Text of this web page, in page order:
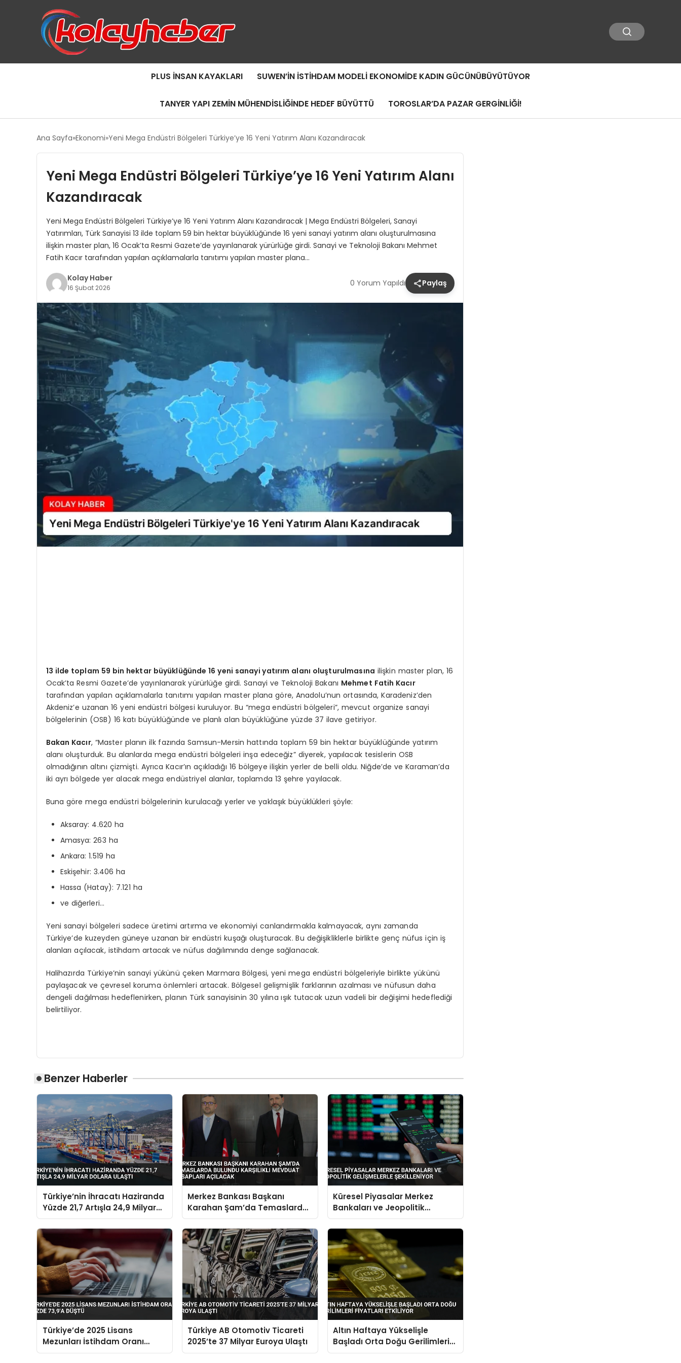
PLUS İNSAN KAYAKLARI SUWEN’IN İSTIHDAM MODELI EKONOMIDE KADIN GÜCÜNÜBÜYÜTÜYOR
TANYER YAPI ZEMIN MÜHENDISLIĞINDE HEDEF BÜYÜTTÜ TOROSLAR’DA PAZAR GERGİNLİĞİ!
Ana Sayfa Ekonomi Yeni Mega Endüstri Bölgeleri Türkiye’ye 16 Yeni Yatırım Alanı Kazandıracak
Yeni Mega Endüstri Bölgeleri Türkiye’ye 16 Yeni Yatırım Alanı
Kazandıracak
Yeni Mega Endüstri Bölgeleri Türkiye’ye 16 Yeni Yatırım Alanı Kazandıracak | Mega Endüstri Bölgeleri, Sanayi
Yatırımları, Türk Sanayisi 13 ilde toplam 59 bin hektar büyüklüğünde 16 yeni sanayi yatırım alanı oluşturulmasına
ilişkin master plan, 16 Ocak’ta Resmi Gazete’de yayınlanarak yürürlüğe girdi. Sanayi ve Teknoloji Bakanı Mehmet
Fatih Kacır tarafından yapılan açıklamalarla tanıtımı yapılan master plana…
Kolay Haber
16 Şubat 2026 0 Yorum Yapıldı Paylaş
13 ilde toplam 59 bin hektar büyüklüğünde 16 yeni sanayi yatırım alanı oluşturulmasına ilişkin master plan, 16
Ocak’ta Resmi Gazete’de yayınlanarak yürürlüğe girdi. Sanayi ve Teknoloji Bakanı Mehmet Fatih Kacır
tarafından yapılan açıklamalarla tanıtımı yapılan master plana göre, Anadolu’nun ortasında, Karadeniz’den
Akdeniz’e uzanan 16 yeni endüstri bölgesi kuruluyor. Bu “mega endüstri bölgeleri”, mevcut organize sanayi
bölgelerinin (OSB) 16 katı büyüklüğünde ve planlı alan büyüklüğüne yüzde 37 ilave getiriyor.
Bakan Kacır, “Master planın ilk fazında Samsun-Mersin hattında toplam 59 bin hektar büyüklüğünde yatırım
alanı oluşturduk. Bu alanlarda mega endüstri bölgeleri inşa edeceğiz” diyerek, yapılacak tesislerin OSB
olmadığının altını çizmişti. Ayrıca Kacır’ın açıkladığı 16 bölgeye ilişkin yerler de belli oldu. Niğde’de ve Karaman’da
iki ayrı bölgede yer alacak mega endüstriyel alanlar, toplamda 13 şehre yayılacak.
Buna göre mega endüstri bölgelerinin kurulacağı yerler ve yaklaşık büyüklükleri şöyle:
Aksaray: 4.620 ha
Amasya: 263 ha
Ankara: 1.519 ha
Eskişehir: 3.406 ha
Hassa (Hatay): 7.121 ha
ve diğerleri…
Yeni sanayi bölgeleri sadece üretimi artırma ve ekonomiyi canlandırmakla kalmayacak, aynı zamanda
Türkiye’de kuzeyden güneye uzanan bir endüstri kuşağı oluşturacak. Bu değişikliklerle birlikte genç nüfus için iş
alanları açılacak, istihdam artacak ve nüfus dağılımında denge sağlanacak.
Halihazırda Türkiye’nin sanayi yükünü çeken Marmara Bölgesi, yeni mega endüstri bölgeleriyle birlikte yükünü
paylaşacak ve çevresel koruma önlemleri artacak. Bölgesel gelişmişlik farklarının azalması ve nüfusun daha
dengeli dağılması hedeflenirken, planın Türk sanayisinin 30 yılına ışık tutacak uzun vadeli bir değişimi hedeflediği
belirtiliyor.
Benzer Haberler
Türkiye’nin İhracatı Haziranda
Yüzde 21,7 Artışla 24,9 Milyar
Dolara Ulaştı
Merkez Bankası Başkanı
Karahan Şam’da Temaslarda
Bulundu Karşılıklı Mevduat
Hesapları Açılacak
Küresel Piyasalar Merkez
Bankaları ve Jeopolitik
Gelişmelerle Şekilleniyor
Türkiye’de 2025 Lisans
Mezunları İstihdam Oranı
Yüzde 73,9’a Düştü
Türkiye AB Otomotiv Ticareti
2025’te 37 Milyar Euroya Ulaştı
Altın Haftaya Yükselişle
Başladı Orta Doğu Gerilimleri
Fiyatları Etkiliyor